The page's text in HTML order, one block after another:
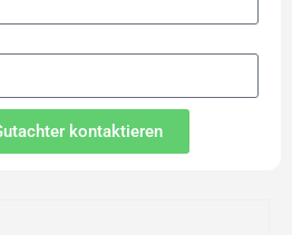
kontaktieren